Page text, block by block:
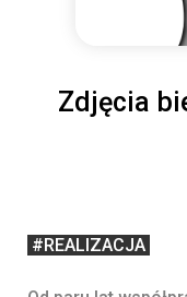
#REALIZACJA
Zdjęcia